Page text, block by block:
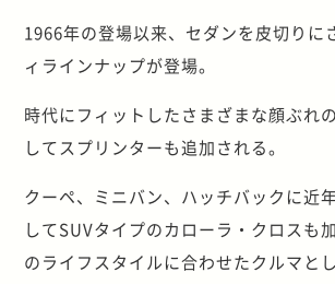
1966年の登場以来、セダンを皮切りに
ィラインナップが登場。
時代にフィットしたさまざまな顔ぶれ
してスプリンターも追加される。
クーペ、ミニバン、ハッチバックに近
してSUVタイプのカローラ・クロスも
のライフスタイルに合わせたクルマと